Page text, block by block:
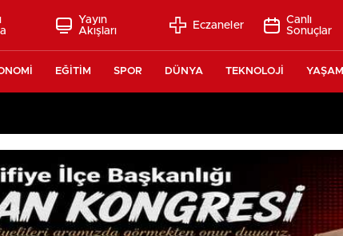
Yayın
Akışları
Eczaneler
Canlı
Sonuçlar
EĞİTİM SPOR DÜNYA TEKNOLOJİ YAŞAM